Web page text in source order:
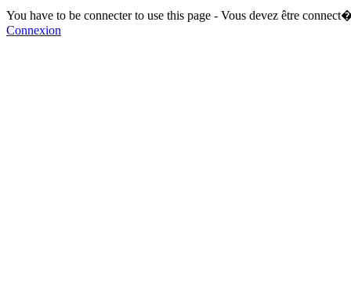
You have to be connecter to use this page - Vous devez être
Connexion